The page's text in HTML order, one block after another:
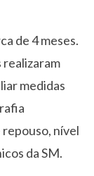
de 4 meses.
medidas
nível
da SM.